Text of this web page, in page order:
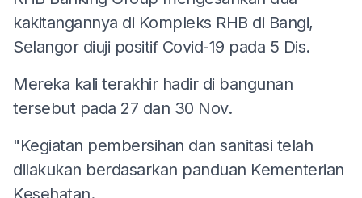
kakitangannya di Kompleks RHB di Bangi,
Selangor diuji positif Covid-19 pada 5 Dis.
Mereka kali terakhir hadir di bangunan
tersebut pada 27 dan 30 Nov.
"Kegiatan pembersihan dan sanitasi telah
dilakukan berdasarkan panduan Kementerian
Kesehatan.